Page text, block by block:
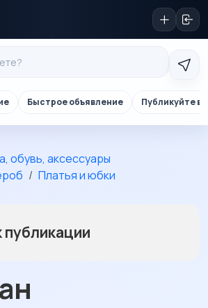
Быстрое объявление Публикуйте в
обувь, аксессуары
Платья и юбки
публикации